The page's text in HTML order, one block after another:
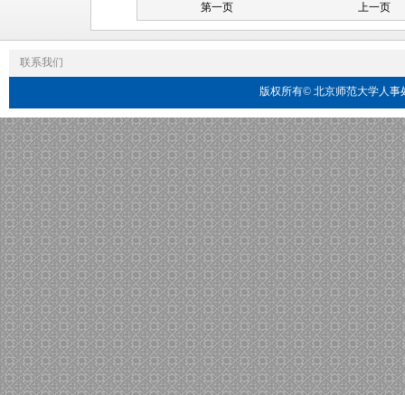
第一页
上一页
联系我们
版权所有© 北京师范大学人